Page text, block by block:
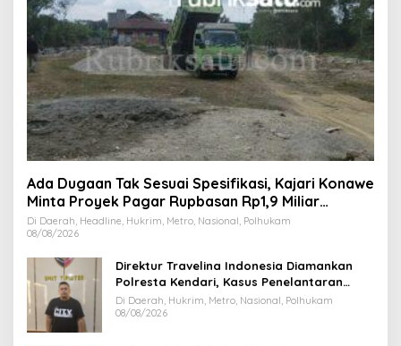
Ada Dugaan Tak Sesuai Spesifikasi, Kajari Konawe
Minta Proyek Pagar Rupbasan Rp1,9 Miliar
Dihentikan
Di Daerah, Headline, Hukrim, Metro, Nasional, Polhukam
08/08/2026
Direktur Travelina Indonesia Diamankan
Polresta Kendari, Kasus Penelantaran
Jemaah Umrah Masuk Babak Baru
Di Daerah, Hukrim, Metro, Nasional, Polhukam
08/08/2026